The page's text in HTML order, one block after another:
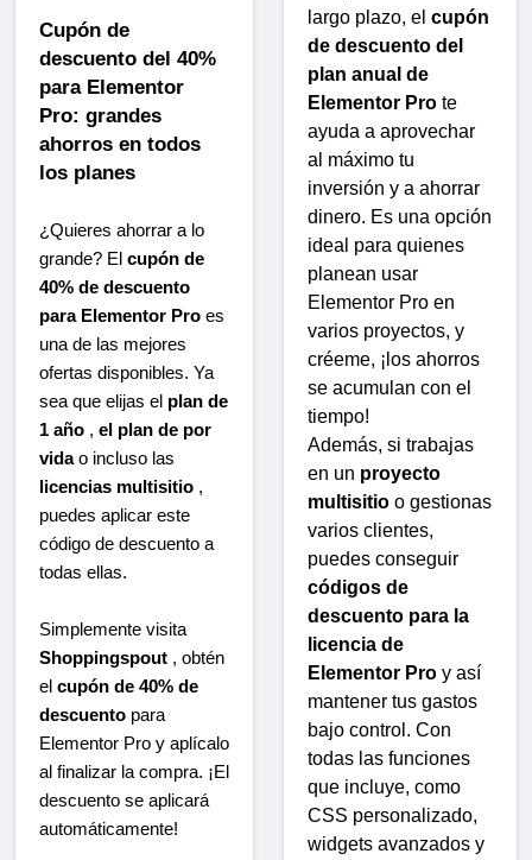
Cupón de
descuento del 40%
para Elementor
Pro: grandes
ahorros en todos
los planes
¿Quieres ahorrar a lo
grande? El cupón de
40% de descuento
para Elementor Pro es
una de las mejores
ofertas disponibles. Ya
sea que elijas el plan de
1 año , el plan de por
vidao incluso las
licencias multisitio ,
puedes aplicar este
código de descuento a
todas ellas.
Simplemente visita
Shoppingspout , obtén
el cupón de 40% de
descuento para
Elementor Pro y aplícalo
al finalizar la compra. ¡El
descuento se aplicará
automáticamente!
largo plazo, el cupón
de descuento del
plan anual de
Elementor Pro te
ayuda a aprovechar
al máximo tu
inversión y a ahorrar
dinero. Es una opción
ideal para quienes
planean usar
Elementor Pro en
varios proyectos, y
créeme, ¡los ahorros
se acumulan con el
tiempo!
Además, si trabajas
en un proyecto
multisitio o gestionas
varios clientes,
puedes conseguir
códigos de
descuento para la
licencia de
Elementor Pro y así
mantener tus gastos
bajo control. Con
todas las funciones
que incluye, como
CSS personalizado,
widgets avanzados y